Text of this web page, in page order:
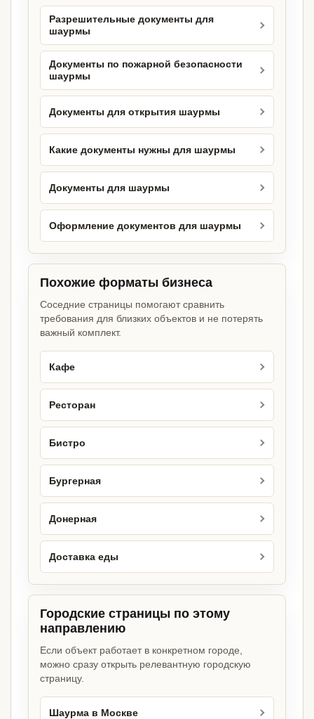
Разрешительные документы для
шаурмы
Документы по пожарной безопасности
шаурмы
Документы для открытия шаурмы
Какие документы нужны для шаурмы
Документы для шаурмы
Оформление документов для шаурмы
Похожие форматы бизнеса
Соседние страницы помогают сравнить
требования для близких объектов и не потерять
важный комплект.
Кафе
Ресторан
Бистро
Бургерная
Донерная
Доставка еды
Городские страницы по этому
направлению
Если объект работает в конкретном городе,
можно сразу открыть релевантную городскую
страницу.
Шаурма в Москве